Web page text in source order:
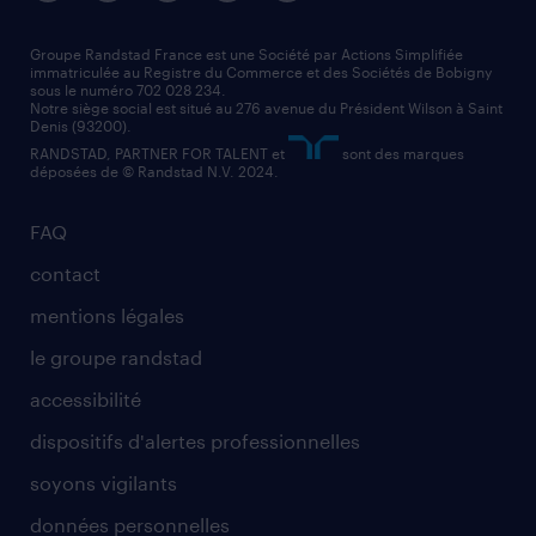
assistant administratif
comptable
faq intérim / recrutement
nos cabinets de recrutement
FAQ
contact
mentions légales
le groupe randstad
accessibilité
dispositifs d'alertes professionnelles
soyons vigilants
données personnelles
Groupe Randstad France est une Société par Actions Simplifiée
immatriculée au Registre du Commerce et des Sociétés de Bobigny
sous le numéro 702 028 234.
Notre siège social est situé au 276 avenue du Président Wilson à Saint
Denis (93200).
RANDSTAD, PARTNER FOR TALENT et
sont des marques
déposées de © Randstad N.V. 2024.